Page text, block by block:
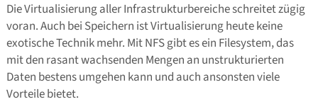
Die Virtualisierung aller Infrastrukturbereiche schreitet zügig
voran. Auch bei Speichern ist Virtualisierung heute keine
exotische Technik mehr. Mit NFS gibt es ein Filesystem, das
mit den rasant wachsenden Mengen an unstrukturierten
Daten bestens umgehen kann und auch ansonsten viele
Vorteile bietet.